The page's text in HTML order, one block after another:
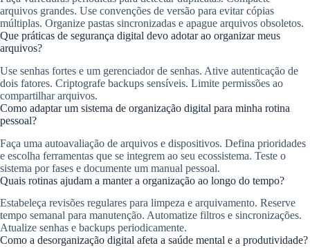
arquivos grandes. Use convenções de versão para evitar cópias
múltiplas. Organize pastas sincronizadas e apague arquivos obsoletos.
Que práticas de segurança digital devo adotar ao organizar meus
arquivos?
Use senhas fortes e um gerenciador de senhas. Ative autenticação de
dois fatores. Criptografe backups sensíveis. Limite permissões ao
compartilhar arquivos.
Como adaptar um sistema de organização digital para minha rotina
pessoal?
Faça uma autoavaliação de arquivos e dispositivos. Defina prioridades
e escolha ferramentas que se integrem ao seu ecossistema. Teste o
sistema por fases e documente um manual pessoal.
Quais rotinas ajudam a manter a organização ao longo do tempo?
Estabeleça revisões regulares para limpeza e arquivamento. Reserve
tempo semanal para manutenção. Automatize filtros e sincronizações.
Atualize senhas e backups periodicamente.
Como a desorganização digital afeta a saúde mental e a produtividade?